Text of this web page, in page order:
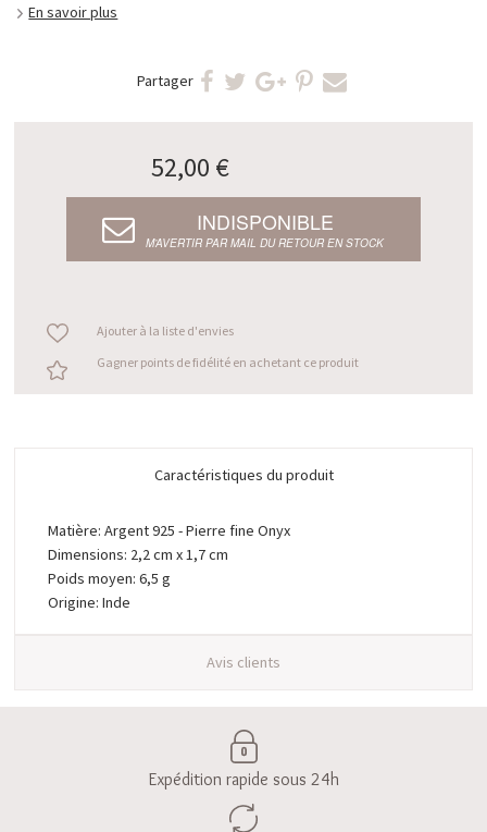
En savoir plus
Partager
52,00 €
INDISPONIBLE
M’AVERTIR PAR MAIL DU RETOUR EN STOCK
Ajouter à la liste d'envies
Gagner points de fidélité en achetant ce produit
Caractéristiques du produit
Matière: Argent 925 - Pierre fine Onyx
Dimensions: 2,2 cm x 1,7 cm
Poids moyen: 6,5 g
Origine: Inde
Avis clients
Expédition rapide sous 24h